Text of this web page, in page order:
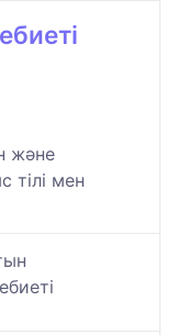
және
тілі мен